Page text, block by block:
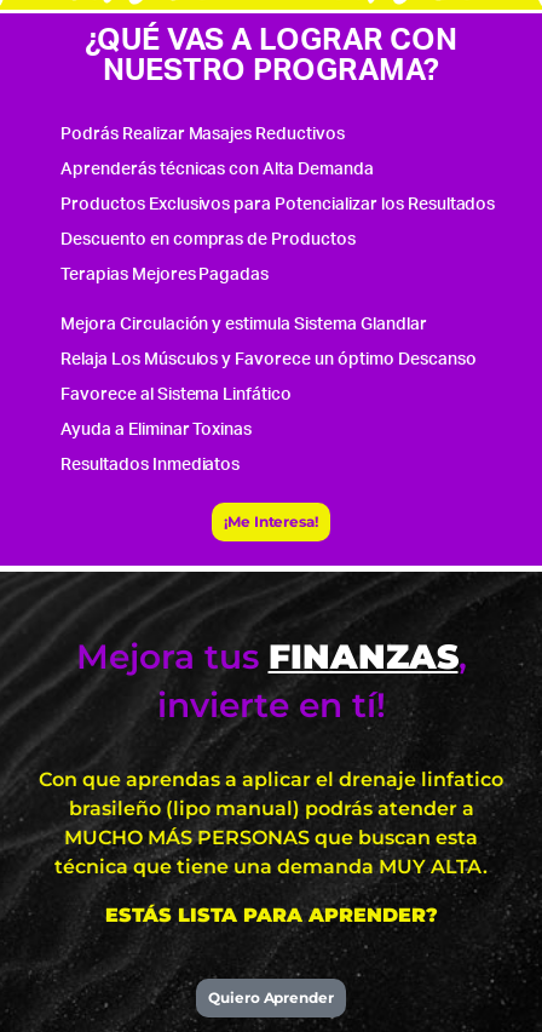
¿QUÉ VAS A LOGRAR CON
NUESTRO PROGRAMA?
Podrás Realizar Masajes Reductivos
Aprenderás técnicas con Alta Demanda
Productos Exclusivos para Potencializar los Resultados
Descuento en compras de Productos
Terapias Mejores Pagadas
Mejora Circulación y estimula Sistema Glandlar
Relaja Los Músculos y Favorece un óptimo Descanso
Favorece al Sistema Linfático
Ayuda a Eliminar Toxinas
Resultados Inmediatos
¡Me Interesa!
Mejora tus FINANZAS,
invierte en tí!
Con que aprendas a aplicar el drenaje linfatico
brasileño (lipo manual) podrás atender a
MUCHO MÁS PERSONAS que buscan esta
técnica que tiene una demanda MUY ALTA.
ESTÁS LISTA PARA APRENDER?
Quiero Aprender